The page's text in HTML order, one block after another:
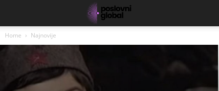
Home Najnovije